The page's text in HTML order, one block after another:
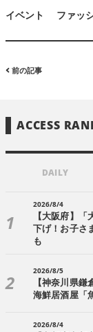
イベント ファッ
前の記事
ACCESS
DAILY
2026/8/4
【大阪府】
下げ！お子さ
も
2026/8/5
【神奈川県鎌
海鮮居酒屋「
2026/8/4